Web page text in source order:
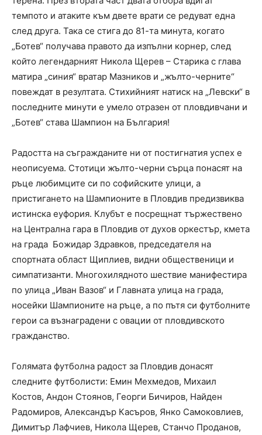
темпото и атаките към двете врати се редуват една
след друга. Така се стига до 81-та минута, когато
„Ботев“ получава правото да изпълни корнер, след
който легендарният Никола Щерев – Старика с глава
матира „синия“ вратар Мазников и „жълто-черните“
повеждат в резултата. Стихийният натиск на „Левски“ в
последните минути е умело отразен от пловдивчани и
„Ботев“ става Шампион на България!
Радостта на съгражданите ни от постигнатия успех е
неописуема. Стотици жълто-черни сърца понасят на
ръце любимците си по софийските улици, а
пристигането на Шампионите в Пловдив предизвиква
истинска еуфория. Клубът е посрещнат тържествено
на Централна гара в Пловдив от духов оркестър, кмета
на града Божидар Здравков, председателя на
спортната област Щиплиев, видни общественици и
симпатизанти. Многохилядното шествие манифестира
по улица „Иван Вазов“ и Главната улица на града,
носейки Шампионите на ръце, а по пътя си футболните
герои са възнаградени с овации от пловдивското
гражданство.
Голямата футболна радост за Пловдив донасят
следните футболисти: Емин Мехмедов, Михаил
Костов, Андон Стоянов, Георги Бичиров, Найден
Радомиров, Александър Касъров, Янко Самоковлиев,
Димитър Лафчиев, Никола Щерев, Станчо Проданов,